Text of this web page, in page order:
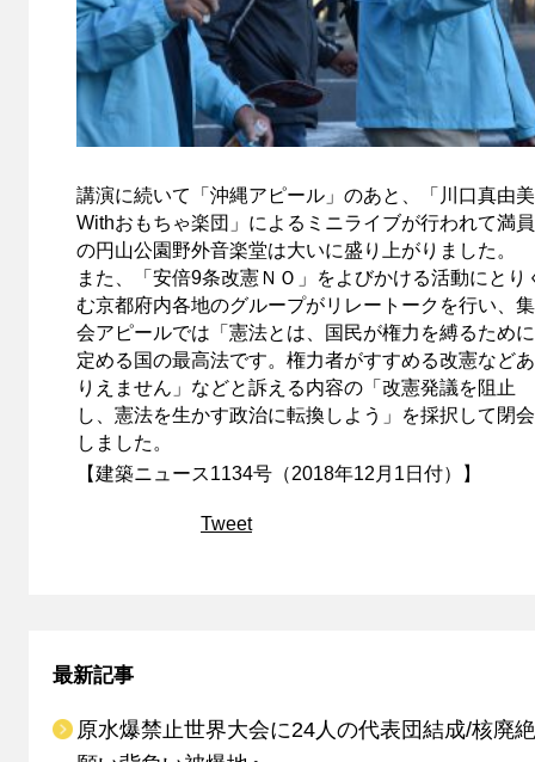
講演に続いて「沖縄アピール」のあと、「川口真由美
Withおもちゃ楽団」によるミニライブが行われて満員
の円山公園野外音楽堂は大いに盛り上がりました。
また、「安倍9条改憲ＮＯ」をよびかける活動にとり
む京都府内各地のグループがリレートークを行い、集
会アピールでは「憲法とは、国民が権力を縛るために
定める国の最高法です。権力者がすすめる改憲などあ
りえません」などと訴える内容の「改憲発議を阻止
し、憲法を生かす政治に転換しよう」を採択して閉会
しました。
【建築ニュース1134号（2018年12月1日付）】
Tweet
最新記事
原水爆禁止世界大会に24人の代表団結成/核廃